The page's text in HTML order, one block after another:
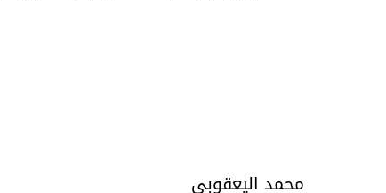
محمد اليعقوبي